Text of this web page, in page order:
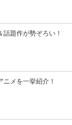
題作が勢ぞろい！
ニメを一挙紹介！